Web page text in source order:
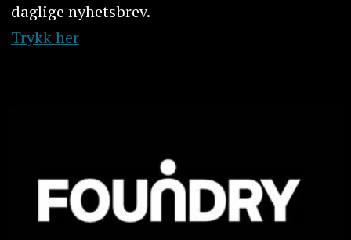
daglige nyhetsbrev.
Trykk her